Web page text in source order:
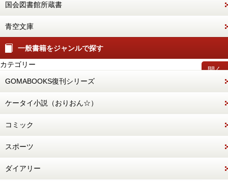
国会図書館所蔵書
青空文庫
一般書籍をジャンルで探す
開く
カテゴリー
GOMABOOKS復刊シリーズ
ケータイ小説（おりおん☆）
コミック
スポーツ
ダイアリー